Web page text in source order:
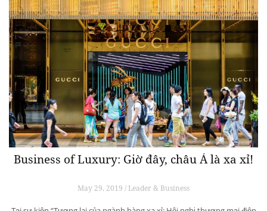
Business of Luxury: Giờ đây, châu Á là xa xỉ!
May 29, 2019 / Leader & Business